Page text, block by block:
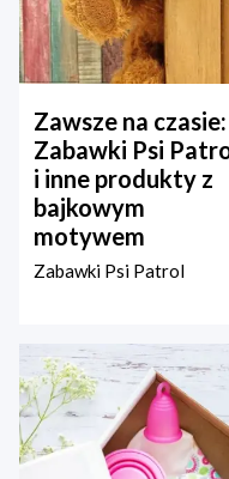
Zawsze na czasie:
Zabawki Psi
i inne produkty z
bajkowym
motywem
Zabawki Psi Patrol